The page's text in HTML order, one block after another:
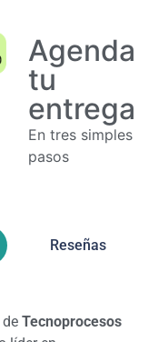
Agenda
tu
entrega
En tres simples
pasos
Reseñas
de Tecnoprocesos